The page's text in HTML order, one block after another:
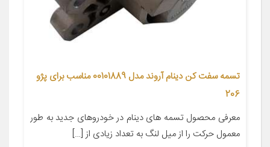
تسمه سفت کن دینام آروند مدل 00101889 مناسب برای پژو
206
معرفی محصول تسمه های دینام در خودروهای جدید به طور
معمول حرکت را از میل لنگ به تعداد زیادی از […]